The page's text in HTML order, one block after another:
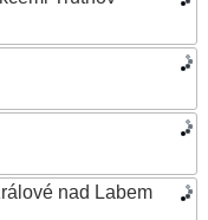
nad Labem